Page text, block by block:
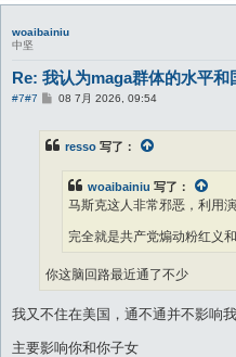
woaibainiu
中坚
Re: 我认为maga群体的水平和
#7#7
帖
08 7月 2026, 09:54
resso 写了：
woaibainiu 写了：
马斯克这人非常邪恶，利用
完全就是共产党煽动粉红义
你这脑回路最近通了不少
我又不住在美国，通不通并不影响我
主要影响你和你子女